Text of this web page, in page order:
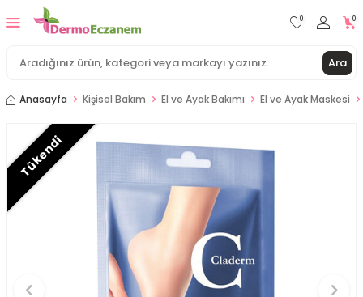
Ara
0 0
Anasayfa Kişisel Bakım El ve Ayak Bakımı El ve Ayak Maskesi
Tükendi